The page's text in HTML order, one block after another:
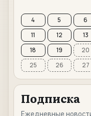
4
5 6
11
12 13
18
19 20
25
26 27
Подписка
Ежедневные